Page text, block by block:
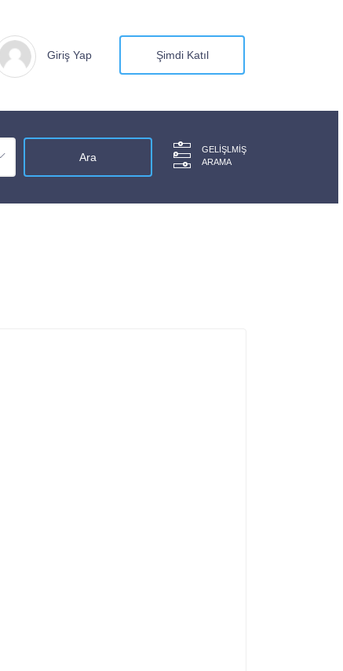
Giriş Yap Şimdi Katıl
GELIŞLMIŞ
ARAMA